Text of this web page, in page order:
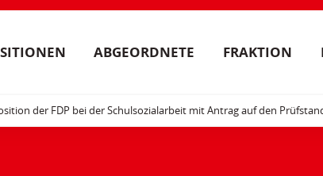
ABGEORDNETE FRAKTION
der FDP bei der Schulsozialarbeit mit Antrag auf den